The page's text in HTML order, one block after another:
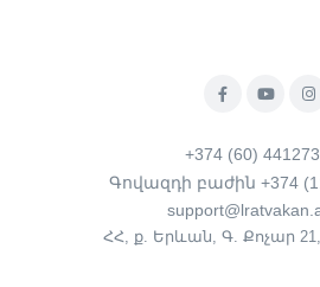
+374 (60) 441273
Գովազդի բաժին +374
ՀՀ, ք. Երևան, Գ. Քոչար